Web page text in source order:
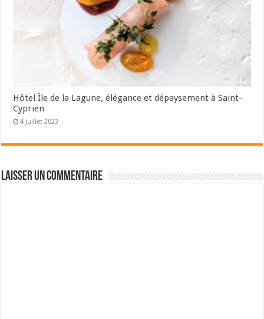
Hôtel Île de la Lagune, élégance et dépaysement à Saint-
Cyprien
4 juillet 2023
Laisser un commentaire